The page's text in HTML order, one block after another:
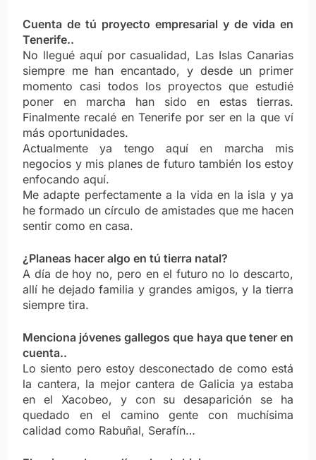
Cuenta de tú proyecto empresarial y de vida en
Tenerife..
No llegué aquí por casualidad, Las Islas Canarias
siempre me han encantado, y desde un primer
momento casi todos los proyectos que estudié
poner en marcha han sido en estas tierras.
Finalmente recalé en Tenerife por ser en la que ví
más oportunidades.
Actualmente ya tengo aquí en marcha mis
negocios y mis planes de futuro también los estoy
enfocando aquí.
Me adapte perfectamente a la vida en la isla y ya
he formado un círculo de amistades que me hacen
sentir como en casa.
¿Planeas hacer algo en tú tierra natal?
A día de hoy no, pero en el futuro no lo descarto,
allí he dejado familia y grandes amigos, y la tierra
siempre tira.
Menciona jóvenes gallegos que haya que tener en
cuenta..
Lo siento pero estoy desconectado de como está
la cantera, la mejor cantera de Galicia ya estaba
en el Xacobeo, y con su desaparición se ha
quedado en el camino gente con muchísima
calidad como Rabuñal, Serafín…